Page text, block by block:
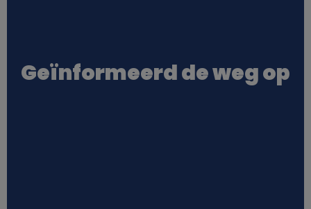
Geïnformeerd de weg op